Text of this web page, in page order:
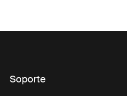
Soporte